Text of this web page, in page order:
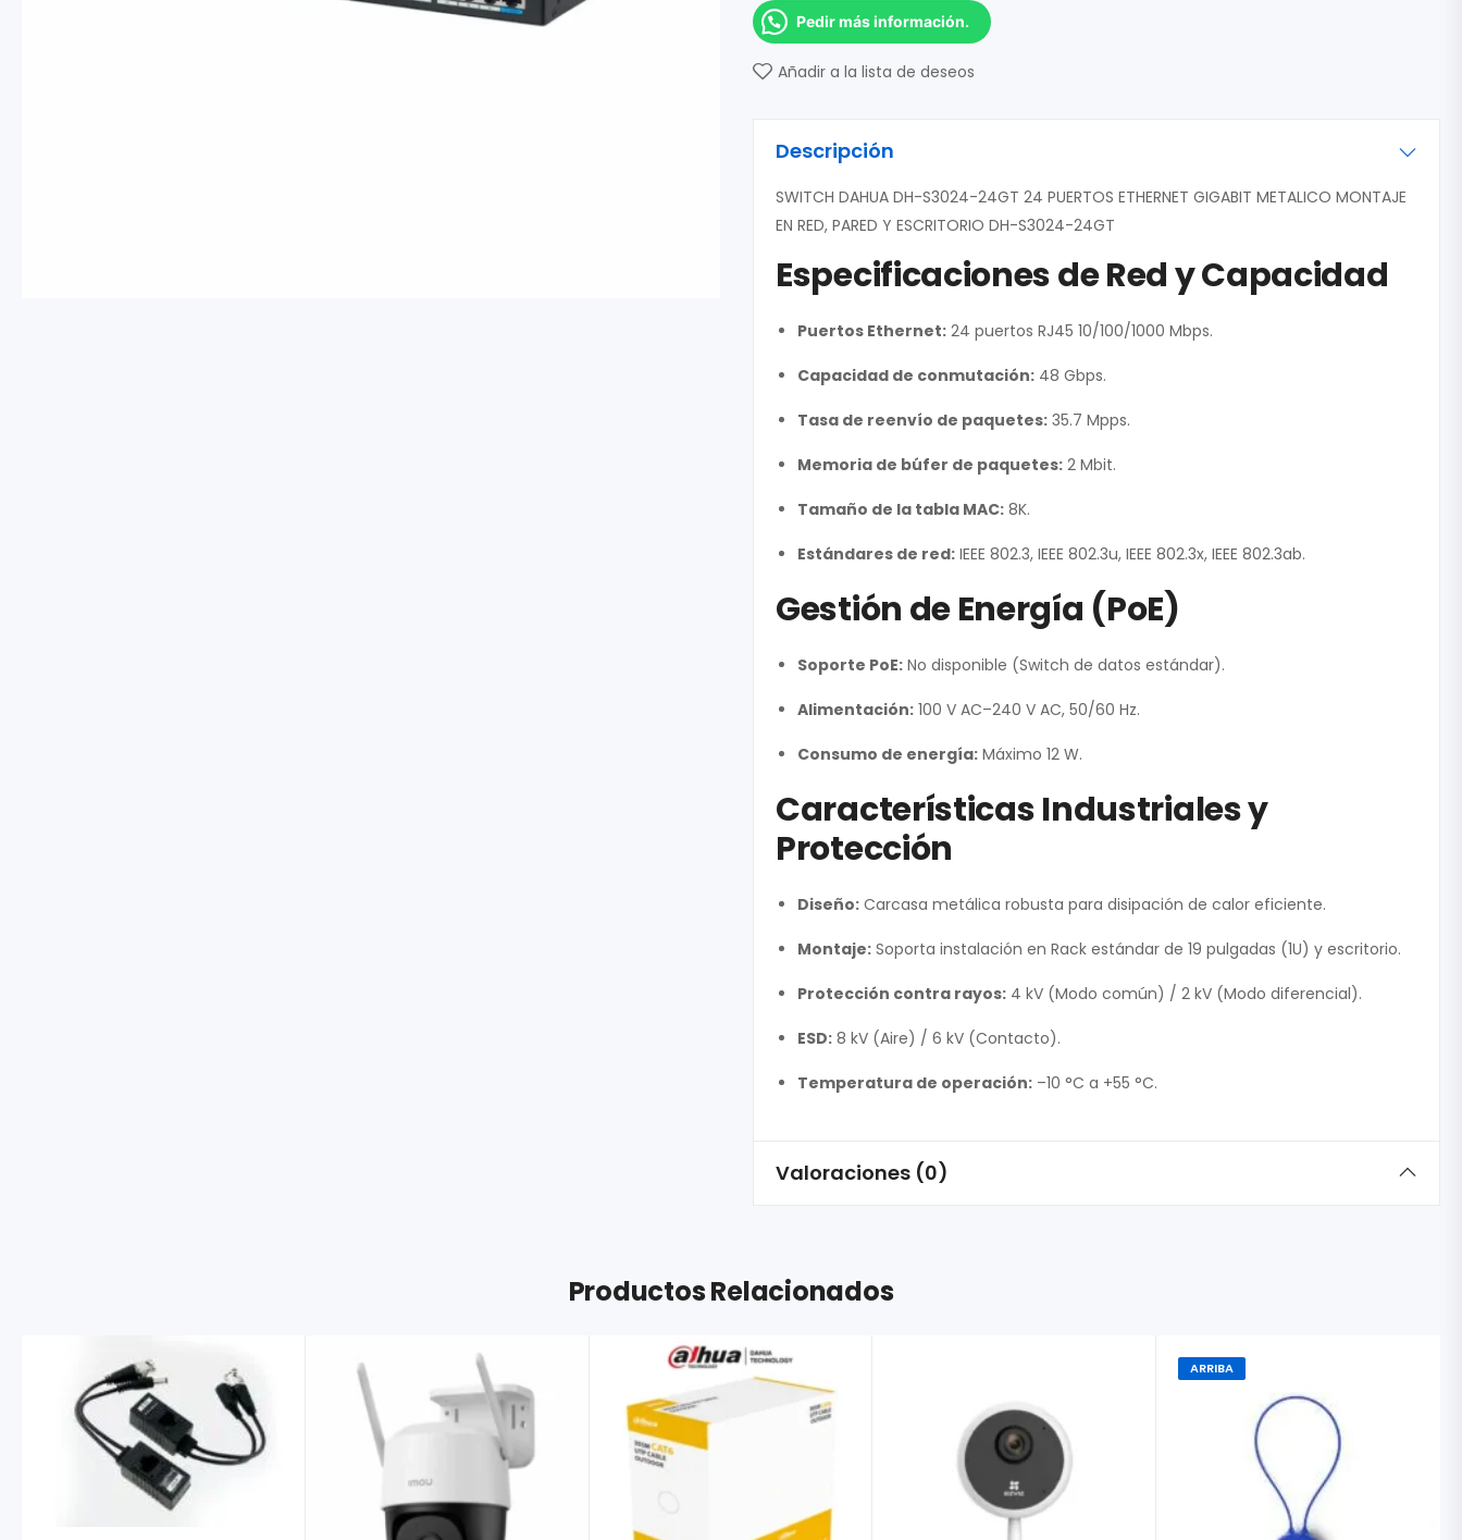
Pedir más información.
Añadir a la lista de deseos
Descripción
SWITCH DAHUA DH-S3024-24GT 24 PUERTOS ETHERNET GIGABIT METALICO MONTAJE
EN RED, PARED Y ESCRITORIO DH-S3024-24GT
Especificaciones de Red y Capacidad
Puertos Ethernet: 24 puertos RJ45 10/100/1000 Mbps.
Capacidad de conmutación: 48 Gbps.
Tasa de reenvío de paquetes: 35.7 Mpps.
Memoria de búfer de paquetes: 2 Mbit.
Tamaño de la tabla MAC: 8K.
Estándares de red: IEEE 802.3, IEEE 802.3u, IEEE 802.3x, IEEE 802.3ab.
Gestión de Energía (PoE)
Soporte PoE: No disponible (Switch de datos estándar).
Alimentación: 100 V AC–240 V AC, 50/60 Hz.
Consumo de energía: Máximo 12 W.
Características Industriales y
Protección
Diseño: Carcasa metálica robusta para disipación de calor eficiente.
Montaje: Soporta instalación en Rack estándar de 19 pulgadas (1U) y escritorio.
Protección contra rayos: 4 kV (Modo común) / 2 kV (Modo diferencial).
ESD: 8 kV (Aire) / 6 kV (Contacto).
Temperatura de operación: –10 °C a +55 °C.
Valoraciones (0)
Productos Relacionados
ARRIBA